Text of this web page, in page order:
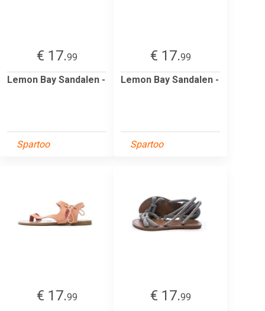
€ 17.99
Lemon Bay Sandalen -
Spartoo
€ 17.99
Lemon Bay Sandalen -
Spartoo
€ 17.99
€ 17.99